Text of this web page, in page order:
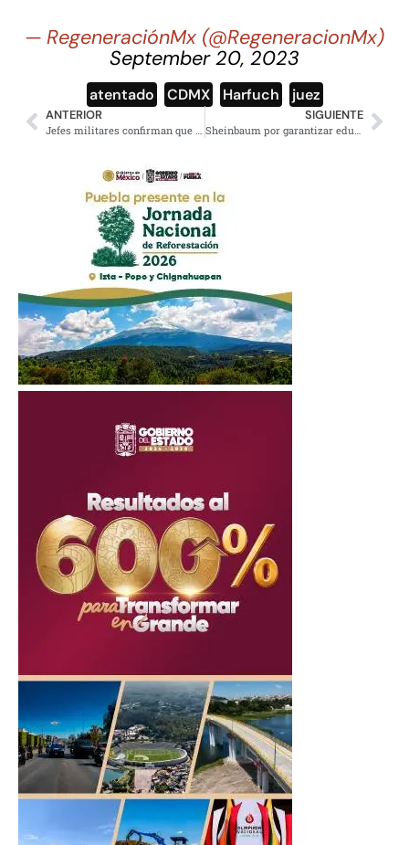
— RegeneraciónMx (@RegeneracionMx)
September 20, 2023
atentado CDMX Harfuch juez
ANTERIOR SIGUIENTE